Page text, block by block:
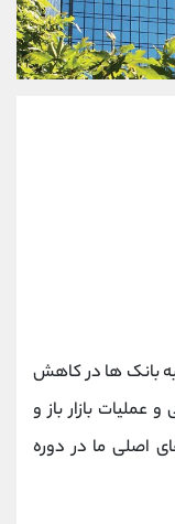
بانک ها در کاهش
عملیات بازار باز و
اصلی ما در دوره
09304891085
شروع گفتگو
021-22021030
90001030
@alireza.mehrabii